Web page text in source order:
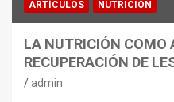
ARTÍCULOS NUTRICIÓN
LA NUTRICIÓN COMO
RECUPERACIÓN DE
admin